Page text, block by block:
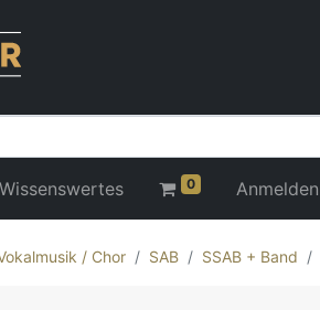
Wissenswertes 0 Anmelden
/ Chor SAB SSAB + Band